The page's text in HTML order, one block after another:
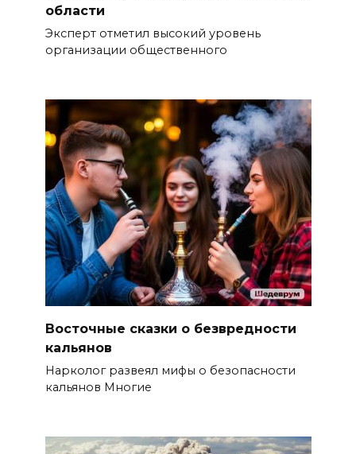
области
Эксперт отметил высокий уровень
организации общественного
Восточные сказки о безвредности
кальянов
Нарколог развеял мифы о безопасности
кальянов Многие